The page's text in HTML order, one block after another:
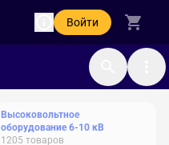
Войти
Высоковольтное
оборудование 6-10 кВ
1205 товаров